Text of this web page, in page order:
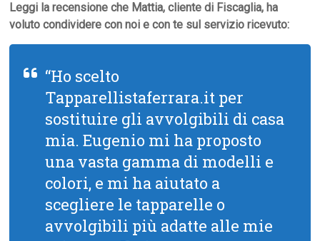
Leggi la recensione che Mattia, cliente di Fiscaglia, ha
voluto condividere con noi e con te sul servizio ricevuto:
“Ho scelto
Tapparellistaferrara.it per
sostituire gli avvolgibili di casa
mia. Eugenio mi ha proposto
una vasta gamma di modelli e
colori, e mi ha aiutato a
scegliere le tapparelle o
avvolgibili più adatte alle mie